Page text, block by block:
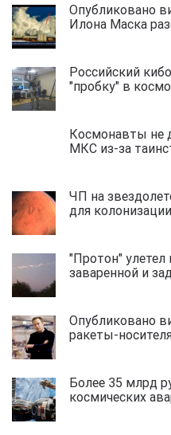
Опубликовано
Илона Маска
Российский
"пробку" в
Космонавты не
МКС из-за
ЧП на
для
"Протон"
заваренной и
Опубликовано
ракеты-
Более 35 млрд
космических